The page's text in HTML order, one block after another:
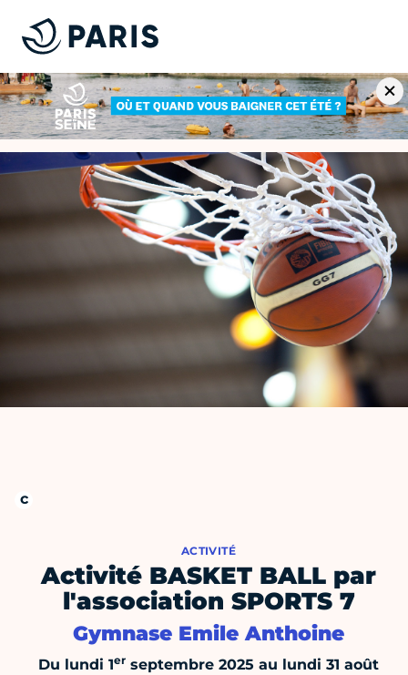
ACTIVITÉ
Activité BASKET BALL par
l'association SPORTS 7
Gymnase Emile Anthoine
Du lundi 1er septembre 2025 au lundi 31 août